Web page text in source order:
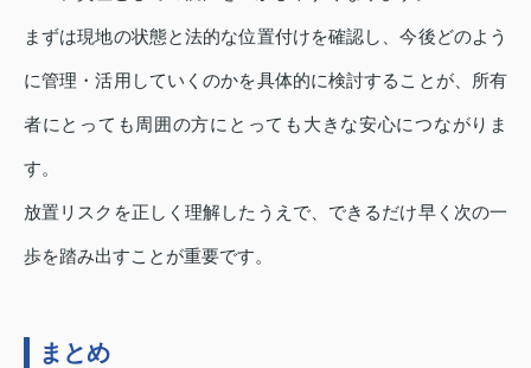
まずは現地の状態と法的な位置付けを確認し、今後どのよう
に管理・活用していくのかを具体的に検討することが、所有
者にとっても周囲の方にとっても大きな安心につながりま
す。
放置リスクを正しく理解したうえで、できるだけ早く次の一
歩を踏み出すことが重要です。
まとめ